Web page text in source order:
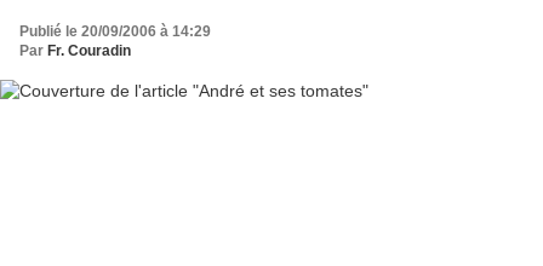
Publié le 20/09/2006 à 14:29
Par Fr. Couradin